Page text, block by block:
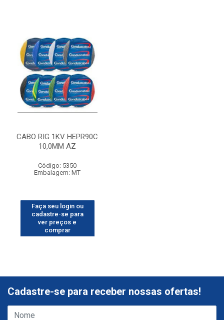
CABO RIG 1KV HEPR90C
10,0MM AZ
Código: 5350
Embalagem: MT
Faça seu login ou
cadastre-se para
ver preços e
comprar
Cadastre-se para receber nossas ofertas!